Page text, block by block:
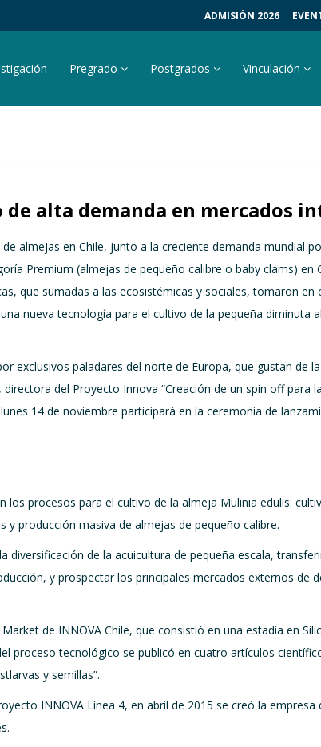
ADMISIÓN 2026
Pregrado Postgrados Vinculación
alta demanda en mercados
almejas en Chile, junto a la creciente demanda mundial
Premium (almejas de pequeño calibre o baby clams) en
que sumadas a las ecosistémicas y sociales, tomaron en
nueva tecnología para el cultivo de la pequeña diminuta
exclusivos paladares del norte de Europa, que gustan de
del Proyecto Innova “Creación de un spin off para
14 de noviembre participará en la ceremonia de
procesos para el cultivo de la almeja Mulinia edulis:
producción masiva de almejas de pequeño calibre.
diversificación de la acuicultura de pequeña escala,
y prospectar los principales mercados externos de
de INNOVA Chile, que consistió en una estadía en
proceso tecnológico se publicó en cuatro artículos
y semillas”.
INNOVA Línea 4, en abril de 2015 se creó la